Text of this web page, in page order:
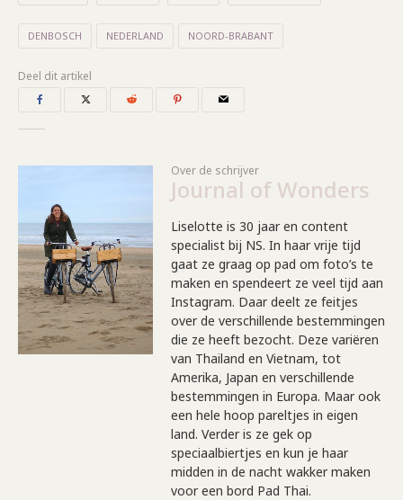
DENBOSCH NEDERLAND NOORD-BRABANT
Deel dit artikel
Over de schrijver
Journal of Wonders
Liselotte is 30 jaar en content
specialist bij NS. In haar vrije tijd
gaat ze graag op pad om foto’s te
maken en spendeert ze veel tijd aan
Instagram. Daar deelt ze feitjes
over de verschillende bestemmingen
die ze heeft bezocht. Deze variëren
van Thailand en Vietnam, tot
Amerika, Japan en verschillende
bestemmingen in Europa. Maar ook
een hele hoop pareltjes in eigen
land. Verder is ze gek op
speciaalbiertjes en kun je haar
midden in de nacht wakker maken
voor een bord Pad Thai.